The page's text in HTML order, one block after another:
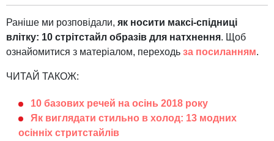
Раніше ми розповідали, як носити максі-спідниці
влітку: 10 стрітстайл образів для натхнення. Щоб
ознайомитися з матеріалом, переходь за посиланням.
ЧИТАЙ ТАКОЖ:
10 базових речей на осінь 2018 року
Як виглядати стильно в холод: 13 модних
осінніх стритстайлів